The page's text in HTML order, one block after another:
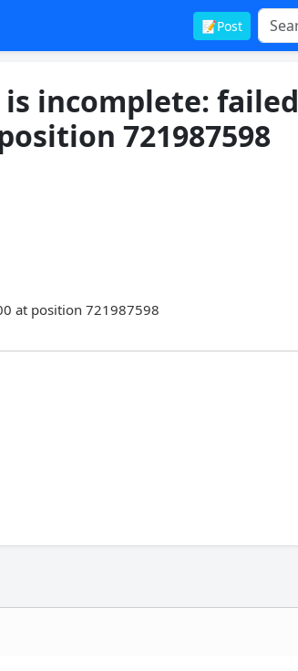
📝Post
incomplete: failed
721987598
at position 721987598